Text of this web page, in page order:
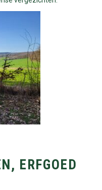
ERFGOED